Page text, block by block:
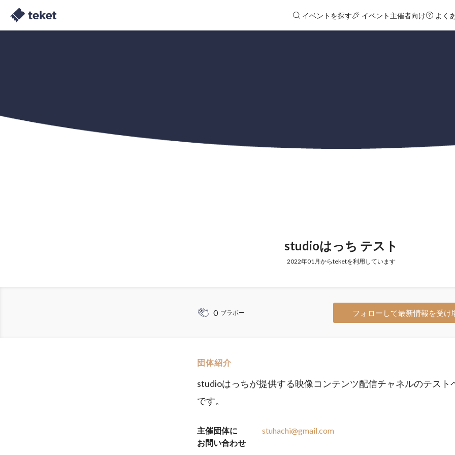
イベントを探す イベント主催者向け よく
studioはっち テスト
2022年01月からteketを利用しています
0 ブラボー フォローして最新情報を受け
団体紹介
studioはっちが提供する映像コンテンツ配信チャネルのテスト
です。
主催団体に
お問い合わせ
stuhachi@gmail.com